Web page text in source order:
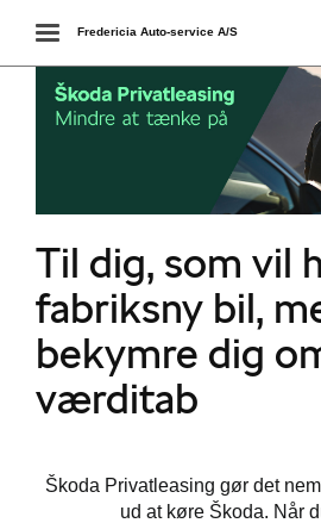
Toggle
navigation
Fredericia Auto-service A/S
Til dig, som vil
fabriksny bil,
bekymre dig
værditab
Škoda Privatleasing gør det
ud at køre Škoda. Når